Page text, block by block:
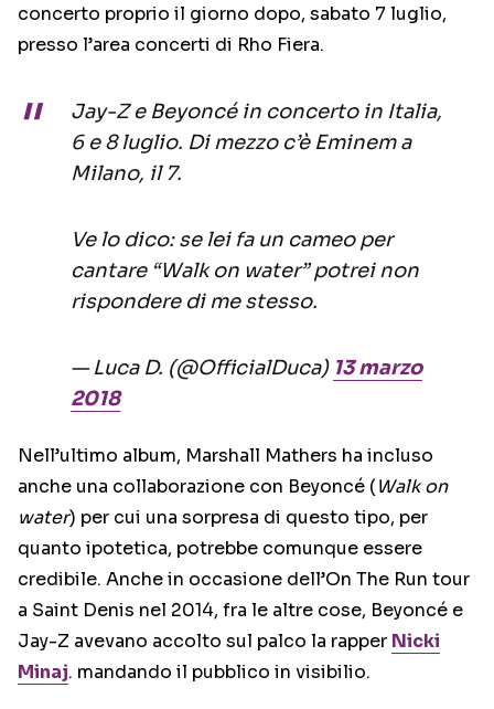
concerto proprio il giorno dopo, sabato 7 luglio,
presso l’area concerti di Rho Fiera.
Jay-Z e Beyoncé in concerto in Italia,
6 e 8 luglio. Di mezzo c’è Eminem a
Milano, il 7.
Ve lo dico: se lei fa un cameo per
cantare “Walk on water” potrei non
rispondere di me stesso.
— Luca D. (@OfficialDuca) 13 marzo
2018
Nell’ultimo album, Marshall Mathers ha incluso
anche una collaborazione con Beyoncé (Walk on
water) per cui una sorpresa di questo tipo, per
quanto ipotetica, potrebbe comunque essere
credibile. Anche in occasione dell’On The Run tour
a Saint Denis nel 2014, fra le altre cose, Beyoncé e
Jay-Z avevano accolto sul palco la rapper Nicki
Minaj. mandando il pubblico in visibilio.